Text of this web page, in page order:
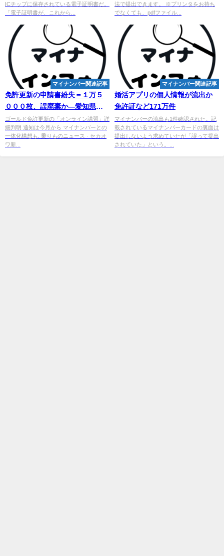
ICチップに保存されている電子証明書だ。
「電子証明書が、これから...
法で提出できます。 ※プリンタをお持ち
でなくても、pdfファイル...
マイナンバー関連記事
免許更新の申請書紛失＝１万５
０００枚、誤廃棄か―愛知県警 -
au Webポータル
ゴールド免許更新の「オンライン講習」詳
細判明 通知は今月から マイナンバーとの
一体化構想も. 乗りものニュース · セカオ
ワ新...
マイナンバー関連記事
婚活アプリの個人情報が流出か
免許証など171万件
マイナンバーの流出も1件確認された。記
載されているマイナンバーカードの裏面は
提出しないよう求めていたが「誤って提出
されていた」という。...